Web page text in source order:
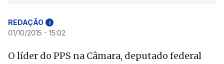
REDAÇÃO i
01/10/2015 - 15:02
O líder do PPS na Câmara, deputado federal